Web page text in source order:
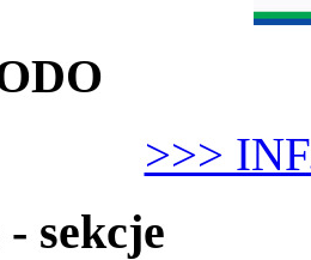
>>>
sekcje